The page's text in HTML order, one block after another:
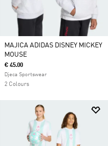
MAJICA ADIDAS DISNEY MICKEY
MOUSE
€ 45.00
Djeca Sportswear
2 Colours